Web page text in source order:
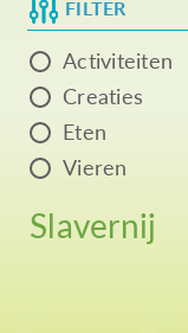
FILTER
Activiteiten
Creaties
Eten
Vieren
Slavernij